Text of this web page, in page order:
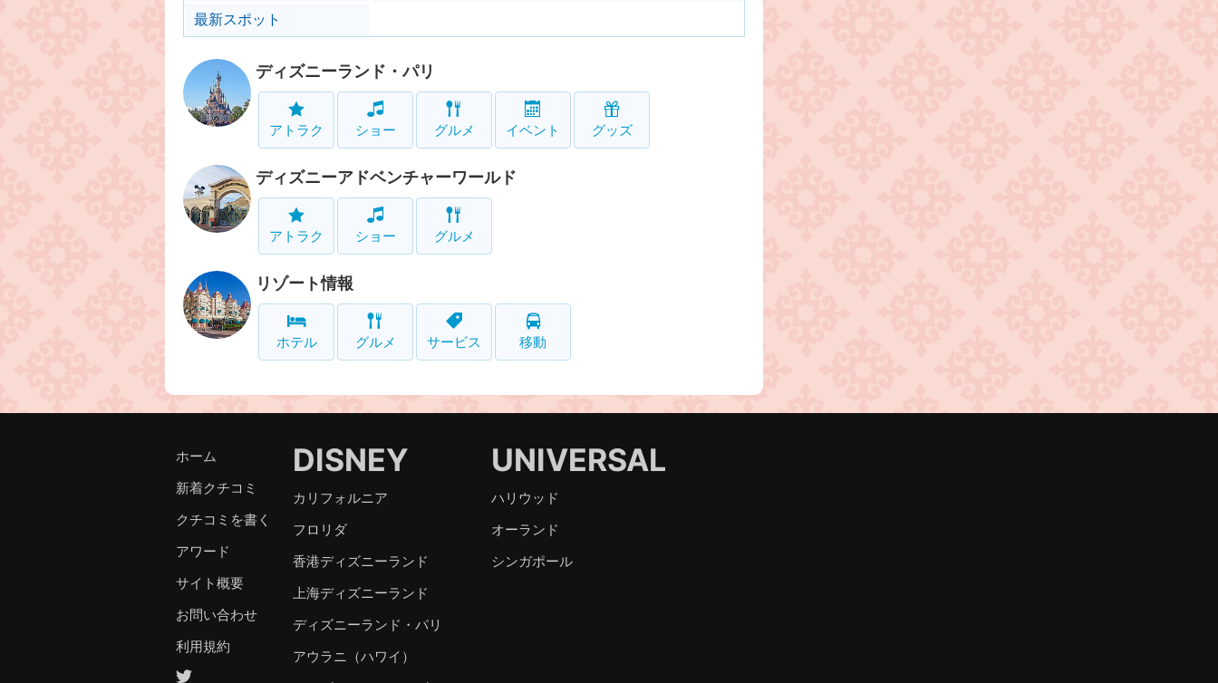
最新スポット
ディズニーランド・パリ
アトラク ショー グルメ イベント グッズ
ディズニーアドベンチャーワールド
アトラク ショー グルメ
リゾート情報
ホテル グルメ サービス 移動
ホーム
新着クチコミ
クチコミを書く
アワード
サイト概要
お問い合わせ
利用規約
DISNEY
カリフォルニア
フロリダ
香港ディズニーランド
上海ディズニーランド
ディズニーランド・パリ
アウラニ（ハワイ）
UNIVERSAL
ハリウッド
オーランド
シンガポール